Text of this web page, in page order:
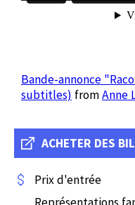
Bande-annonce
subtitles) fromAnne
ACHETER DES
Prix d'entrée